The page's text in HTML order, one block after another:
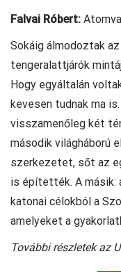
Falvai Róbert:
Sokáig álmodoztak
tengeralattjárók
Hogy egyáltalán
kevesen tudnak ma
visszamenőleg két
második világháború
szerkezetet, sőt az
is építették. A másik:
katonai célokból a
amelyeket a
További részletek az